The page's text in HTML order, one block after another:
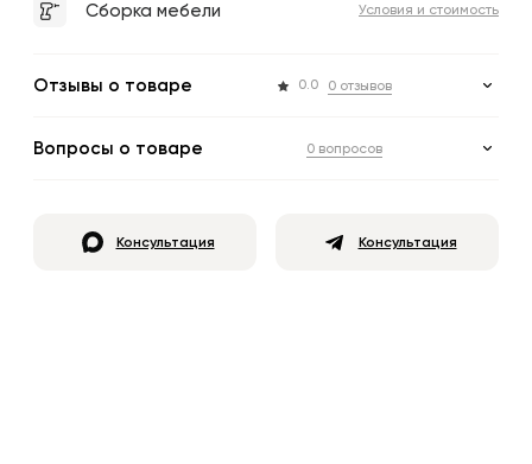
Сборка мебели Условия и стоимость
Отзывы о товаре 0.0 0 отзывов
Вопросы о товаре 0 вопросов
Консультация Консультация